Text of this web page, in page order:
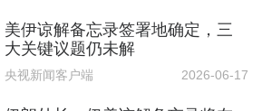
美伊谅解备忘录签署地确定，三
大关键议题仍未解
央视新闻客户端 2026-06-17